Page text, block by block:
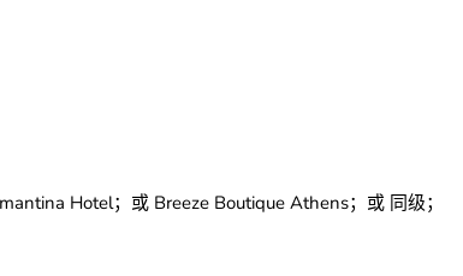
Hotel；或 Breeze Boutique Athens；或 同级；